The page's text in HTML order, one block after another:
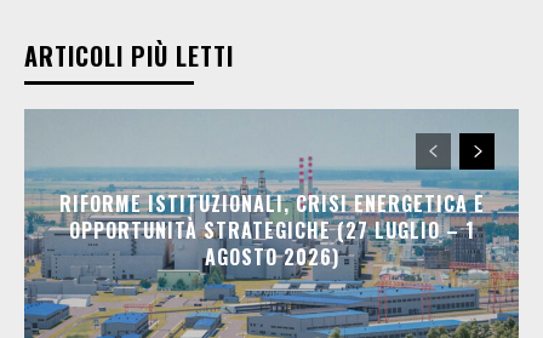
ARTICOLI PIÙ LETTI
RIFORME ISTITUZIONALI, CRISI ENERGETICA E
OPPORTUNITÀ STRATEGICHE (27 LUGLIO – 1
AGOSTO 2026)